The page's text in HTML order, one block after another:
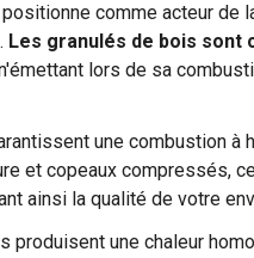
comme acteur de
Les granulés de bois sont
lors de sa
une combustion à
et copeaux compressés,
ainsi la qualité de votre
une chaleur